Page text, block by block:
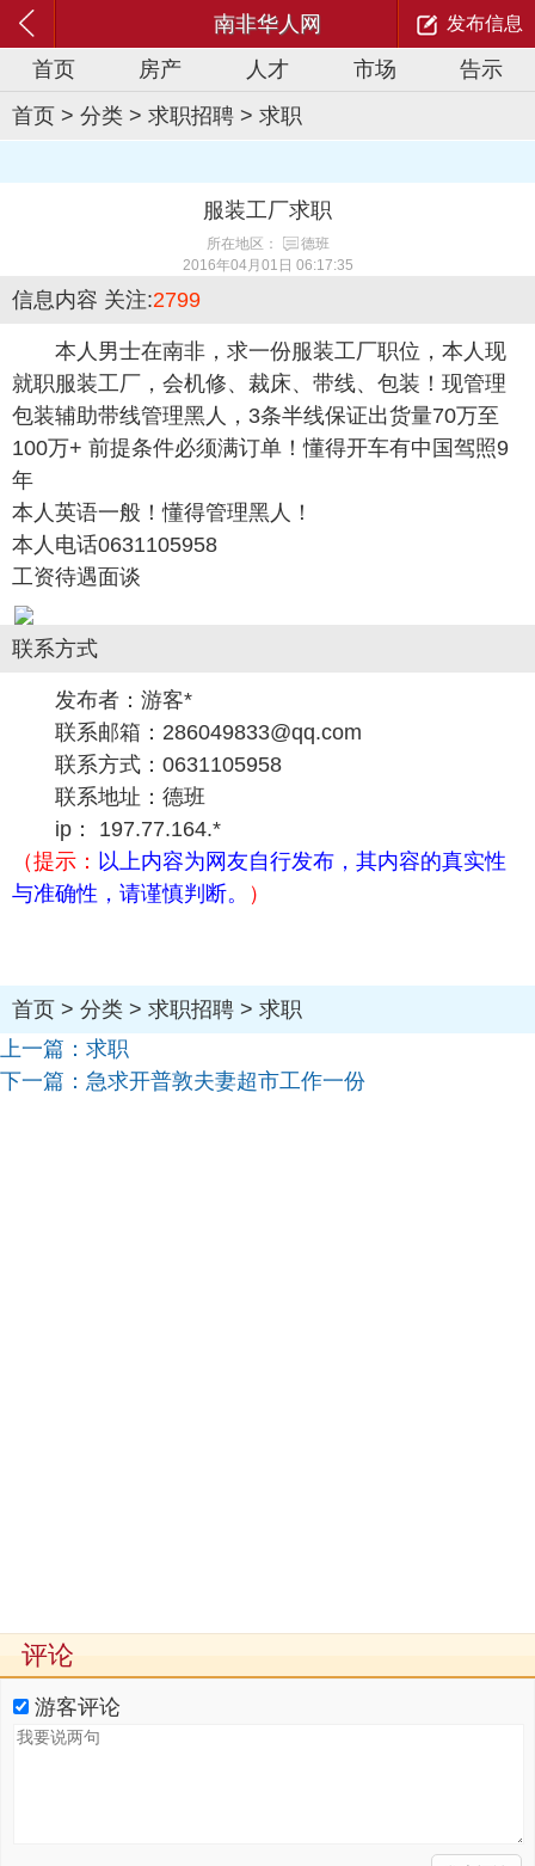
南非华人网 发布信息
首页 房产 人才 市场
告示
首页 > 分类 > 求职招聘 > 求职
服装工厂求职
所在地区：
德班
2016年04月01日 06:17:35
信息内容 关注:2799
本人男士在南非，求一份服装工厂职位，本人现
就职服装工厂，会机修、裁床、带线、包装！现管理
包装辅助带线管理黑人，3条半线保证出货量70万至
100万+ 前提条件必须满订单！懂得开车有中国驾照9
年
本人英语一般！懂得管理黑人！
本人电话0631105958
工资待遇面谈
联系方式
发布者：游客*
联系邮箱：286049833@qq.com
联系方式：0631105958
联系地址：德班
ip： 197.77.164.*
（提示： 以上内容为网友自行发布，其内容的真实性
与准确性，请谨慎判断。
）
首页 > 分类 > 求职招聘 > 求职
上一篇： 求职
下一篇： 急求开普敦夫妻超市工作一份
评论
游客评论